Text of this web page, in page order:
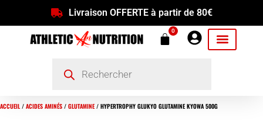
Livraison OFFERTE à partir de 80€
0
ACCUEIL/ ACIDES AMINÉS / GLUTAMINE/ HYPERTROPHY GLUKYO GLUTAMINE KYOWA 500G